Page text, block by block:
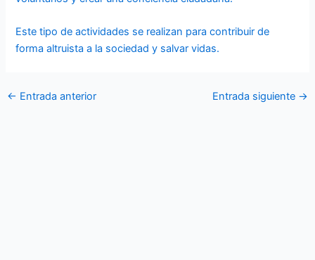
Este tipo de actividades se realizan para contribuir de
forma altruista a la sociedad y salvar vidas.
← Entrada anterior Entrada siguiente →